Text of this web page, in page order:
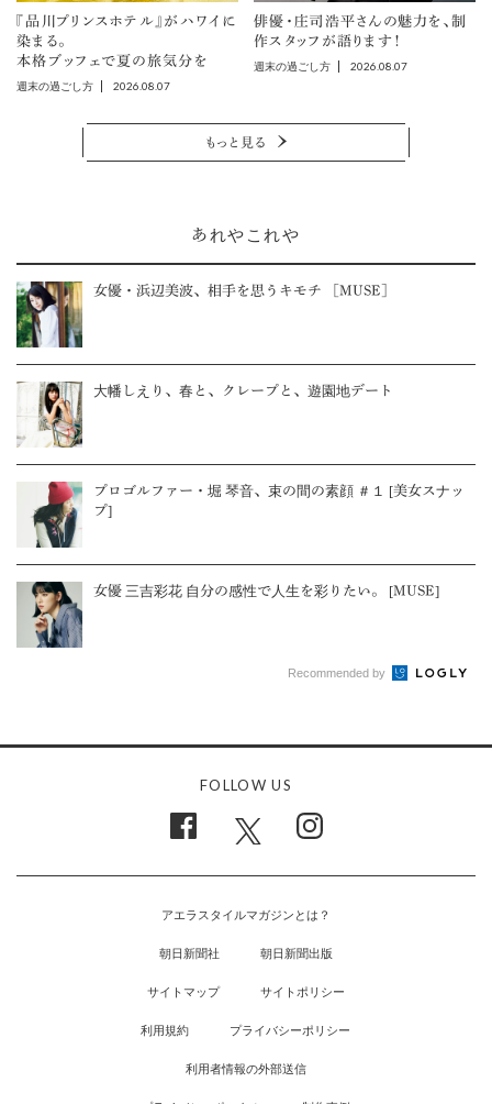
『品川プリンスホテル』がハワイに
染まる。
本格ブッフェで夏の旅気分を
週末の過ごし方 2026.08.07
俳優・庄司浩平さんの魅力を、制
作スタッフが語ります！
週末の過ごし方 2026.08.07
もっと見る
あれやこれや
女優・浜辺美波、相手を思うキモチ ［MUSE］
大幡しえり、春と、クレープと、遊園地デート
プロゴルファー・堀 琴音、束の間の素顔 ＃１ [美女スナッ
プ]
女優 三吉彩花 自分の感性で人生を彩りたい。 [MUSE]
Recommended by
FOLLOW US
アエラスタイルマガジンとは？
朝日新聞社 朝日新聞出版
サイトマップ サイトポリシー
利用規約 プライバシーポリシー
利用者情報の外部送信